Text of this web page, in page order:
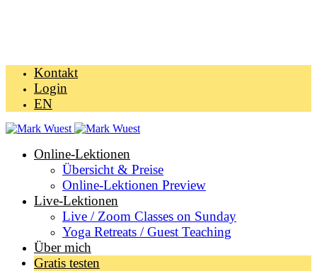
Kontakt
Login
EN
Online-Lektionen
Übersicht & Preise
Online-Lektionen Preview
Live-Lektionen
Live / Zoom Classes on Sunday
Yoga Retreats / Guest Teaching
Über mich
Gratis testen